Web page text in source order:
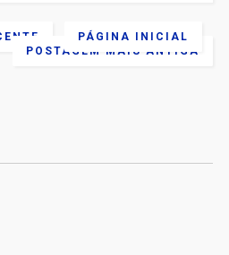
POSTAGEM MAIS ANTIGA
PÁGINA INICIAL